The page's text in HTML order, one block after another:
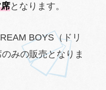
となります。
BOYS（ドリ
みの販売となりま